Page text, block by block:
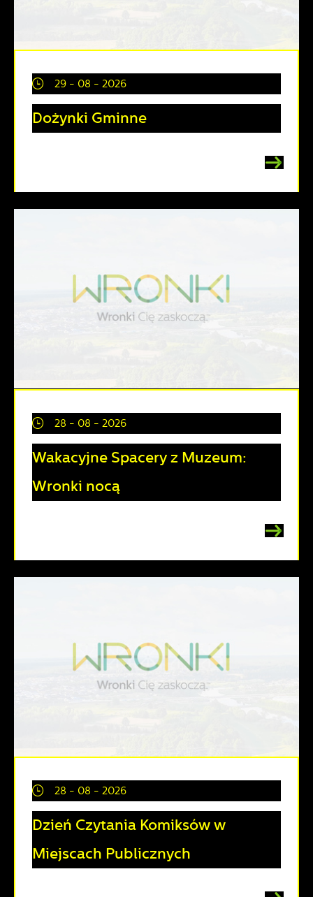
29 - 08 - 2026
Dożynki Gminne
28 - 08 - 2026
Wakacyjne Spacery z Muzeum:
Wronki nocą
28 - 08 - 2026
Dzień Czytania Komiksów w
Miejscach Publicznych